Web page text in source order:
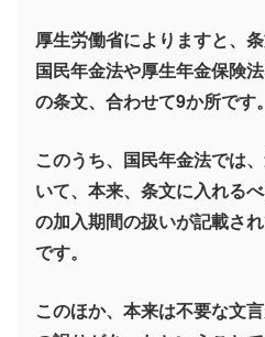
厚生労働省によりますと、
国民年金法や厚生年金保険
の条文、合わせて9か所です。
このうち、国民年金法では
いて、本来、条文に入れる
の加入期間の扱いが記載さ
です。
このほか、本来は不要な文